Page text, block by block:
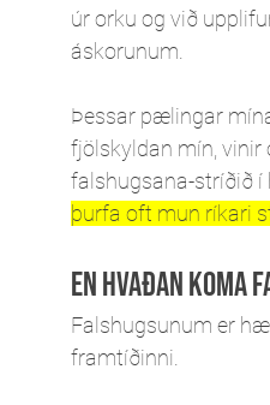
úr orku og við
áskorunum.
Þessar pælingar
fjölskyldan mín,
falshugsana-stríðið í
þurfa oft mun ríkari
En hvaðan koma
Falshugsunum er
framtíðinni.